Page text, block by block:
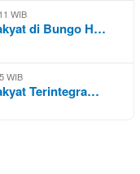
WIB
di Bungo H…
WIB
Terintegra…